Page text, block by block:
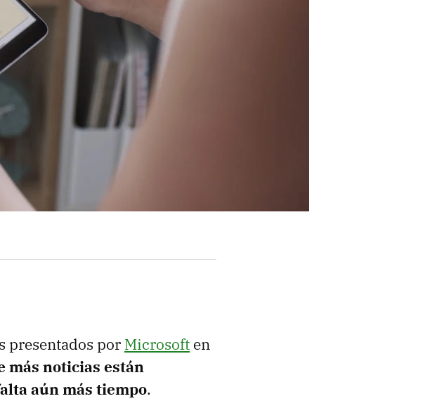
presentados por Microsoft en
más noticias están
aún más tiempo.